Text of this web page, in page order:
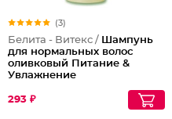
(3)
Белита - Витекс / Шампунь
для нормальных волос
оливковый Питание &
Увлажнение
293 ₽